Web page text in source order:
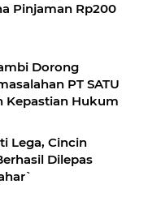
Pinjaman Rp200
Dorong
PT SATU
Kepastian Hukum
Lega, Cincin